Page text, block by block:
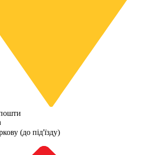
(до під'їзду)